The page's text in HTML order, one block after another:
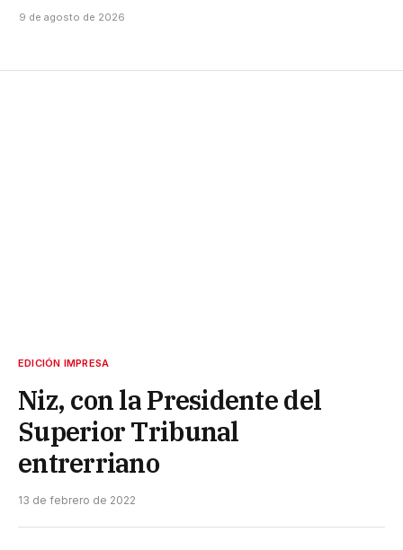
9 de agosto de 2026
EDICIÓN IMPRESA
Niz, con la Presidente del
Superior Tribunal
entrerriano
13 de febrero de 2022